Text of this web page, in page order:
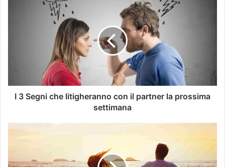
I 3 Segni che litigheranno con il partner la prossima
settimana